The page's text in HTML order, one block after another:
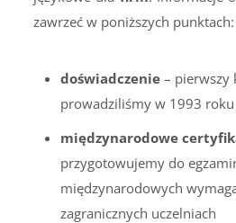
zawrzeć w poniższych punktach:
doświadczenie– pierwszy
prowadziliśmy w 1993 roku
międzynarodowe
przygotowujemy do
międzynarodowych
zagranicznych uczelniach